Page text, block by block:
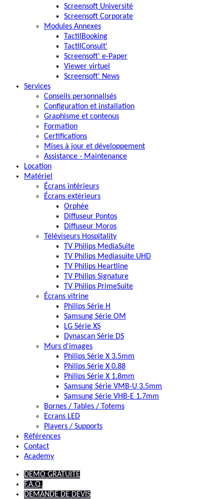
Screensoft Université
Screensoft Corporate
Modules Annexes
TactilBooking
TactilConsult'
Screensoft' e-Paper
Viewer virtuel
Screensoft' News
Services
Conseils personnalisés
Configuration et installation
Graphisme et contenus
Formation
Certifications
Mises à jour et développement
Assistance - Maintenance
Location
Matériel
Écrans intérieurs
Écrans extérieurs
Orphée
Diffuseur Pontos
Diffuseur Moros
Téléviseurs Hospitality
TV Philips MediaSuite
TV Philips Mediasuite UHD
TV Philips Heartline
TV Philips Signature
TV Philips PrimeSuite
Écrans vitrine
Philips Série H
Samsung Série OM
LG Série XS
Dynascan Série DS
Murs d'images
Philips Série X 3.5mm
Philips Série X 0.88
Philips Série X 1.8mm
Samsung Série VMB-U 3.5mm
Samsung Série VHB-E 1.7mm
Bornes / Tables / Totems
Ecrans LED
Players / Supports
Références
Contact
Academy
DEMO GRATUITE
F.A.Q.
DEMANDE DE DEVIS